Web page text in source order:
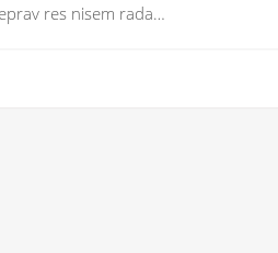
res nisem rada…